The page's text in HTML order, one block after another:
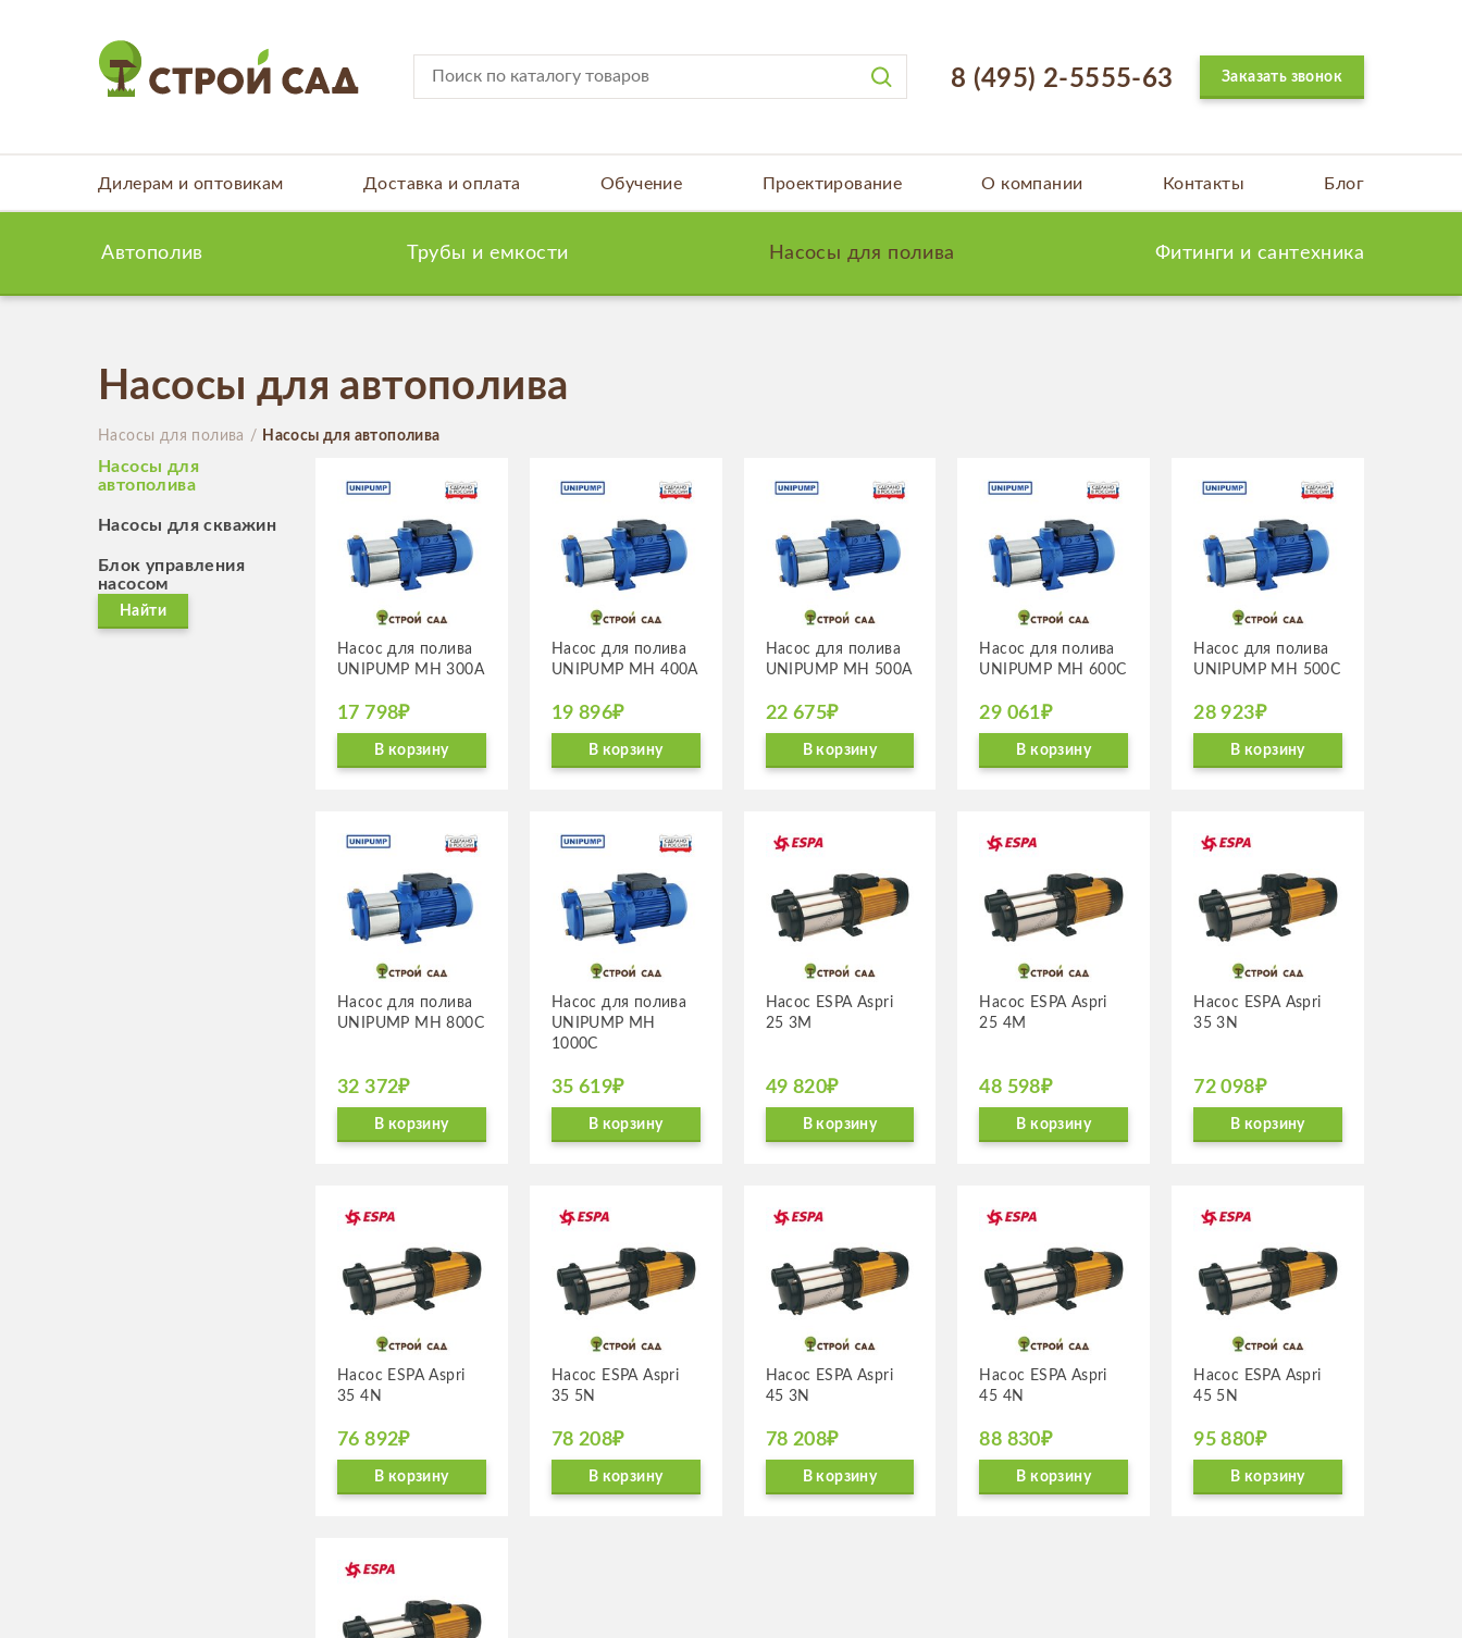
8 (495) 2-5555-63 Заказать звонок
Дилерам и оптовикам Доставка и оплата Обучение Проектирование О компании Контакты Блог
Автополив Трубы и емкости Насосы для полива Фитинги и сантехника
Насосы для автополива
Насосы для полива Насосы для автополива
Насосы для
автополива
Насосы для скважин
Блок управления
насосом
Найти
Насос для полива
UNIPUMP MH 300А
17 798₽
В корзину
Насос для полива
UNIPUMP MH 400А
19 896₽
В корзину
Насос для полива
UNIPUMP MH 500А
22 675₽
В корзину
Насос для полива
UNIPUMP MH 600C
29 061₽
В корзину
Насос для полива
UNIPUMP MH 500C
28 923₽
В корзину
Насос для полива
UNIPUMP MH 800C
32 372₽
В корзину
Насос для полива
UNIPUMP MH
1000C
35 619₽
В корзину
Насос ESPA Aspri
25 3M
49 820₽
В корзину
Насос ESPA Aspri
25 4M
48 598₽
В корзину
Насос ESPA Aspri
35 3N
72 098₽
В корзину
Насос ESPA Aspri
35 4N
76 892₽
В корзину
Насос ESPA Aspri
35 5N
78 208₽
В корзину
Насос ESPA Aspri
45 3N
78 208₽
В корзину
Насос ESPA Aspri
45 4N
88 830₽
В корзину
Насос ESPA Aspri
45 5N
95 880₽
В корзину